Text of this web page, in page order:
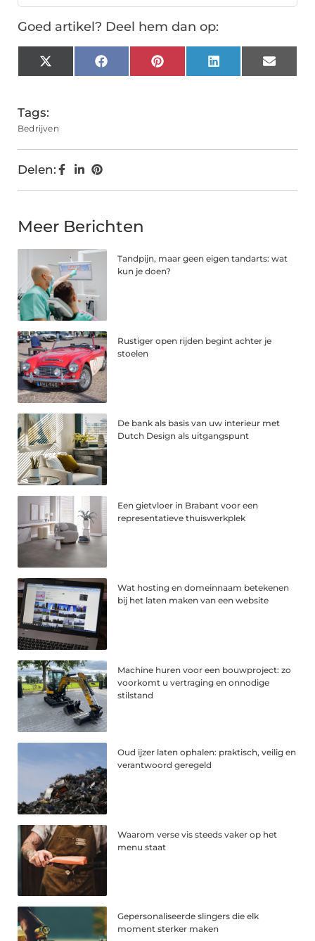
Goed artikel? Deel hem dan op:
X
(Twitter)
FacebookPinterestLinkedInEmail
Tags:
Bedrijven
Delen:
Meer Berichten
Tandpijn, maar geen eigen tandarts: wat
kun je doen?
Rustiger open rijden begint achter je
stoelen
De bank als basis van uw interieur met
Dutch Design als uitgangspunt
Een gietvloer in Brabant voor een
representatieve thuiswerkplek
Wat hosting en domeinnaam betekenen
bij het laten maken van een website
Machine huren voor een bouwproject: zo
voorkomt u vertraging en onnodige
stilstand
Oud ijzer laten ophalen: praktisch, veilig en
verantwoord geregeld
Waarom verse vis steeds vaker op het
menu staat
Gepersonaliseerde slingers die elk
moment sterker maken